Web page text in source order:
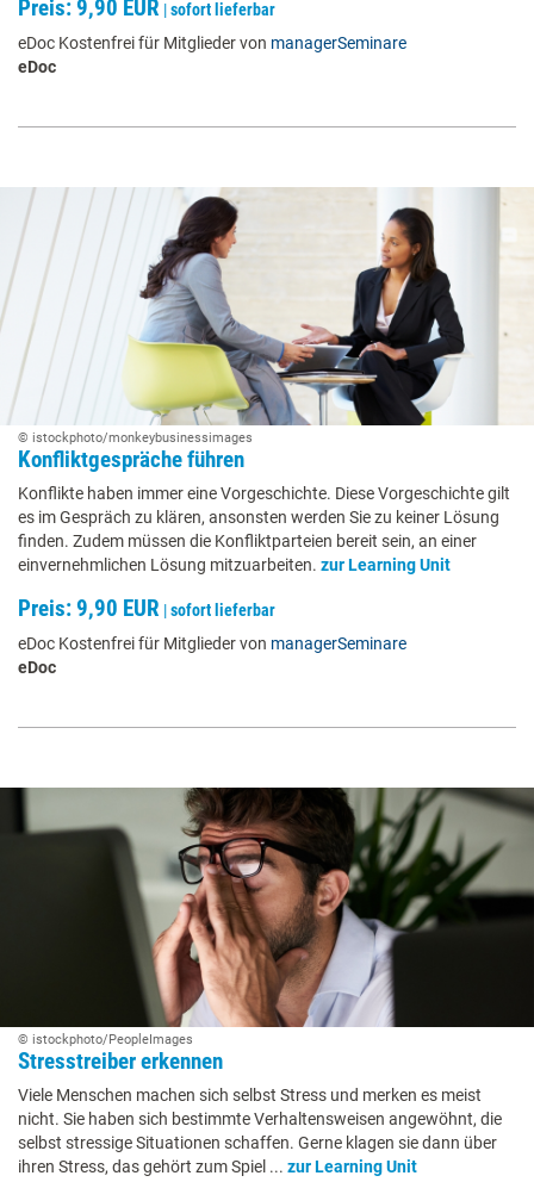
Preis: 9,90 EUR |sofort lieferbar
eDoc Kostenfrei für Mitglieder von managerSeminare
eDoc
© istockphoto/monkeybusinessimages
Konfliktgespräche führen
Konflikte haben immer eine Vorgeschichte. Diese Vorgeschichte gilt
es im Gespräch zu klären, ansonsten werden Sie zu keiner Lösung
finden. Zudem müssen die Konfliktparteien bereit sein, an einer
einvernehmlichen Lösung mitzuarbeiten. zur Learning Unit
Preis: 9,90 EUR |sofort lieferbar
eDoc Kostenfrei für Mitglieder von managerSeminare
eDoc
© istockphoto/PeopleImages
Stresstreiber erkennen
Viele Menschen machen sich selbst Stress und merken es meist
nicht. Sie haben sich bestimmte Verhaltensweisen angewöhnt, die
selbst stressige Situationen schaffen. Gerne klagen sie dann über
ihren Stress, das gehört zum Spiel ... zur Learning Unit